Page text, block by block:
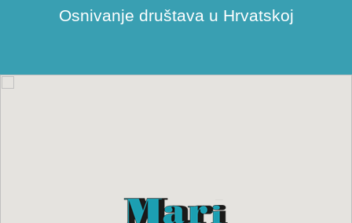
Osnivanje društava u Hrvatskoj